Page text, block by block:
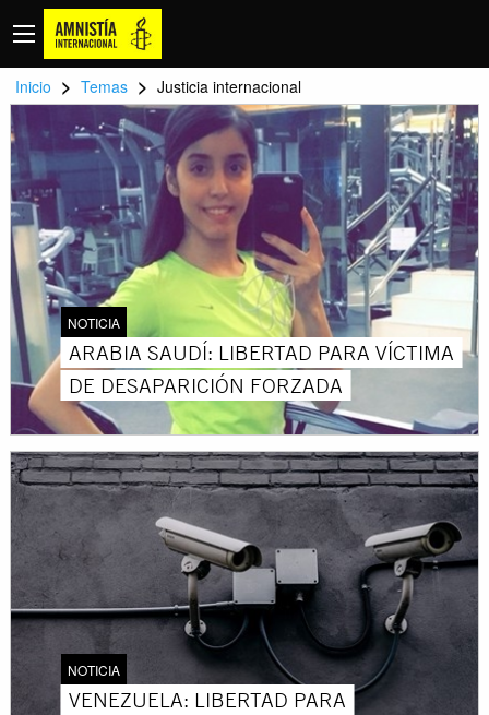
Inicio > Temas > Justicia internacional
NOTICIA
ARABIA SAUDÍ: LIBERTAD PARA VÍCTIMA
DE DESAPARICIÓN FORZADA
NOTICIA
VENEZUELA: LIBERTAD PARA